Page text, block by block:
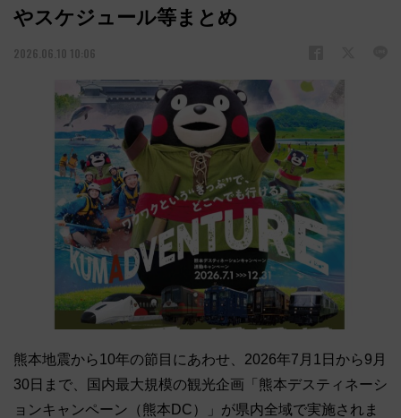
やスケジュール等まとめ
2026.06.10 10:06
熊本地震から10年の節目にあわせ、2026年7月1日から9月
30日まで、国内最大規模の観光企画「熊本デスティネーシ
ョンキャンペーン（熊本DC）」が県内全域で実施されま